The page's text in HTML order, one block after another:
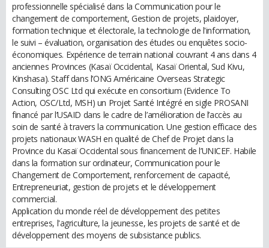
professionnelle spécialisé dans la Communication pour le
changement de comportement, Gestion de projets, plaidoyer,
formation technique et électorale, la technologie de l'information,
le suivi – évaluation, organisation des études ou enquêtes socio-
économiques. Expérience de terrain national couvrant 4 ans dans 4
anciennes Provinces (Kasaï Occidental, Kasaï Oriental, Sud Kivu,
Kinshasa). Staff dans l’ONG Américaine Overseas Strategic
Consulting OSC Ltd qui exécute en consortium (Evidence To
Action, OSC/Ltd, MSH) un Projet Santé Intégré en sigle PROSANI
financé par l’USAID dans le cadre de l’amélioration de l’accès au
soin de santé à travers la communication. Une gestion efficace des
projets nationaux WASH en qualité de Chef de Projet dans la
Province du Kasaï Occidental sous financement de l’UNICEF. Habile
dans la formation sur ordinateur, Communication pour le
Changement de Comportement, renforcement de capacité,
Entrepreneuriat, gestion de projets et le développement
commercial.
Application du monde réel de développement des petites
entreprises, l'agriculture, la jeunesse, les projets de santé et de
développement des moyens de subsistance publics.